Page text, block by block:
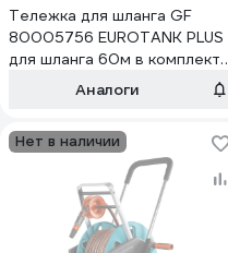
Тележка для шланга GF
80005756 EUROTANK PLUS
для шланга 60м в комплекте
со шлангом 1/2 20м
Аналоги
Нет в наличии